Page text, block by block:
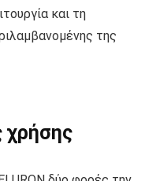
και τη
της
χρήσης